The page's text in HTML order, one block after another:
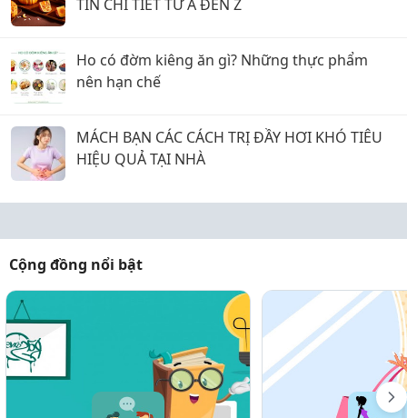
TIN CHI TIẾT TỪ A ĐẾN Z
Ho có đờm kiêng ăn gì? Những thực phẩm
nên hạn chế
MÁCH BẠN CÁC CÁCH TRỊ ĐẦY HƠI KHÓ TIÊU
HIỆU QUẢ TẠI NHÀ
Cộng đồng nổi bật